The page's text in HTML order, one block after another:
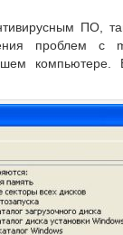
ПО,
проблем с